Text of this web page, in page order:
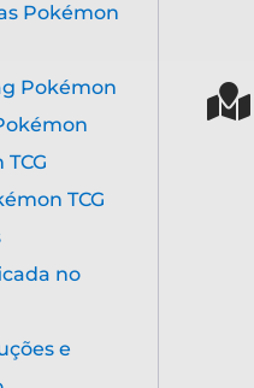
Pokémon
Pokémon
TCG
no
e